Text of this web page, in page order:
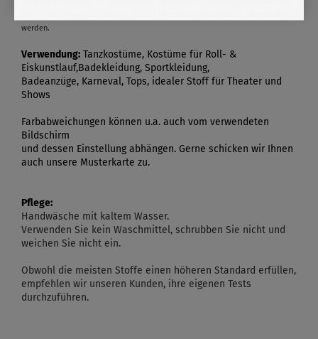
werden.
Verwendung: Tanzkostüme, Kostüme für Roll- &
Eiskunstlauf,Badekleidung, Sportkleidung,
Badeanzüge, Karneval, Tops, idealer Stoff für Theater und
Shows
Farbabweichungen können u.a. auch vom verwendeten
Bildschirm
und dessen Einstellung abhängen. Gerne schicken wir Ihnen
auch unsere Musterkarte zu.
Pflege:
Handwäsche mit kaltem Wasser.
Verwenden Sie kein Waschmittel, schrubben Sie nicht und
weichen Sie nicht ein.
Obwohl die meisten Stoffe einen höheren Standard erfüllen,
empfehlen wir unseren Kunden, ihre eigenen Tests
durchzuführen.